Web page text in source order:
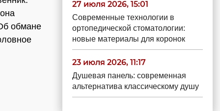
обмане
27 июля 2026, 15:01
Современные технологии в
ортопедической стоматологии:
новые материалы для коронок
23 июля 2026, 11:17
Душевая панель: современная
альтернатива классическому душу